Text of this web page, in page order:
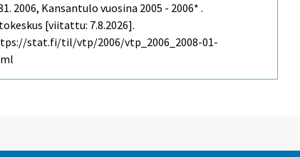
2006, Kansantulo vuosina 2005 - 2006* .
[viitattu: 7.8.2026].
stat.fi/til/vtp/2006/vtp_2006_2008-01-